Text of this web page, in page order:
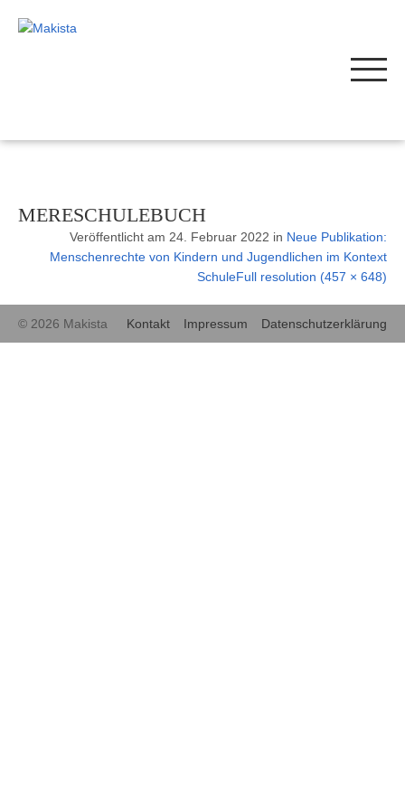
MERESCHULEBUCH
Veröffentlicht am 24. Februar 2022 in Neue Publikation:
Menschenrechte von Kindern und Jugendlichen im Kontext
SchuleFull resolution (457 × 648)
© 2026 Makista Kontakt Impressum Datenschutzerklärung